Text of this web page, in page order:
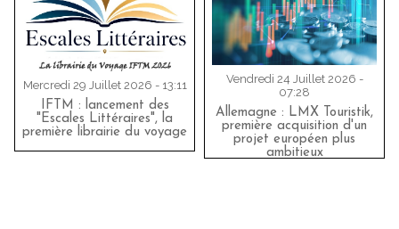
Mercredi 29 Juillet 2026 - 13:11
IFTM : lancement des
"Escales Littéraires", la
première librairie du voyage
Vendredi 24 Juillet 2026 -
07:28
Allemagne : LMX Touristik,
première acquisition d'un
projet européen plus
ambitieux